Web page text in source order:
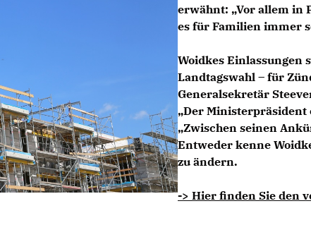
erwähnt: „Vor allem in
es für Familien immer
Woidkes Einlassungen
Landtagswahl – für
Generalsekretär
Der Ministerpräsident
Zwischen seinen
Entweder kenne
zu ändern.
-> Hier finden Sie den